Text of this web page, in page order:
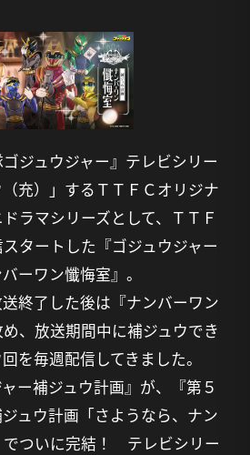
ゴジュウジャー』テレビシリー
充）」するＴＴＦＣオリジナ
ラマシリーズとして、ＴＴＦ
タートした『ゴジュウジャー
ーワン懺悔室』。
終了した後は『ナンバーワン
、放送期間中に補ジュウでき
を毎週配信してきました。
ー補ジュウ計画』が、『第５
ュウ計画「さようなら、ナン
でついに完結！ テレビシリー